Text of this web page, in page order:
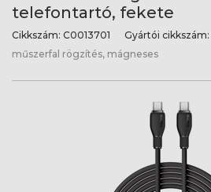
telefontartó, fekete
Cikkszám: C0013701 Gyártói cikkszám:
műszerfal rögzítés, mágneses